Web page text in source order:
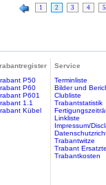
1 2 3 4 5
P50
P60
P601
1.1
Kübel
Service
Terminliste
Bilder und
Clubliste
Trabantstatistik
Linkliste
Impressum/
Trabantwitze
Trabant
Trabantkosten